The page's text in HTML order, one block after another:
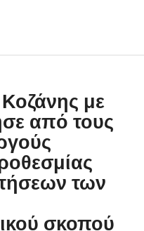
με
από τους
των
σκοπού